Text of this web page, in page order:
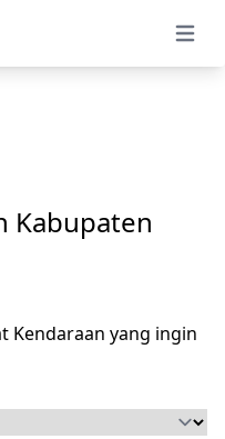
Open
Kabupaten
Kendaraan yang ingin